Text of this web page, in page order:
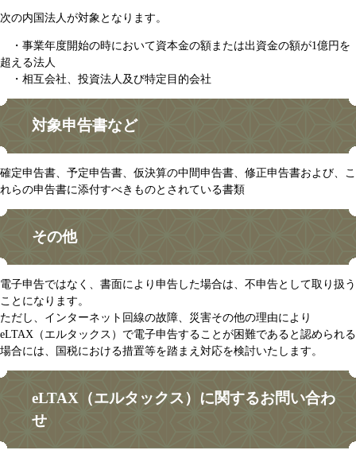
次の内国法人が対象となります。
・事業年度開始の時において資本金の額または出資金の額が1億円を
超える法人
・相互会社、投資法人及び特定目的会社
対象申告書など
確定申告書、予定申告書、仮決算の中間申告書、修正申告書および、こ
れらの申告書に添付すべきものとされている書類
その他
電子申告ではなく、書面により申告した場合は、不申告として取り扱う
ことになります。
ただし、インターネット回線の故障、災害その他の理由により
eLTAX（エルタックス）で電子申告することが困難であると認められる
場合には、国税における措置等を踏まえ対応を検討いたします。
eLTAX（エルタックス）に関するお問い合わ
せ